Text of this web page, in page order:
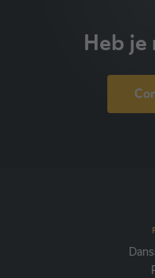
Heb je